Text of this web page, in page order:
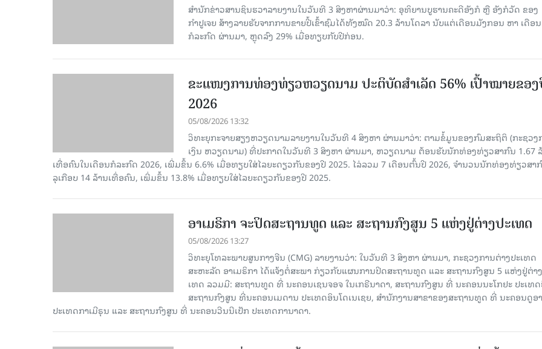
ສຳນັກຂ່າວສານຊິນຮວາລາຍງານໃນວັນທີ 3 ສິງຫາຜ່ານມາວ່າ: ອຸທິຍານບູຮານຄະດີອັງກໍ ຫຼື ອັງກໍວັດ ຂອງ
ກຳປູເຈຍ ສ້າງລາຍຮັບຈາກການຂາຍປີ້ເຂົ້າຊົມໄດ້ທັງໝົດ 20.3 ລ້ານໂດລາ ນັບແຕ່ເດືອນມັງກອນ ຫາ ເດືອນ
ກໍລະກົດ ຜ່ານມາ, ຫຼຸດລົງ 29% ເມື່ອທຽບກັບປີກ່ອນ.
ຂະ​ແໜງ​ການ​ທ່ອງ​ທ່ຽວຫວຽດນາມ ​ປະ​ຕິ​ບັດ​ສຳ​ເລັດ 56% ເປົ້າ​ໝາຍຂອ
2026
05/08/2026 13:32
ວິທະຍຸກະຈາຍສຽງຫວຽດນາມລາຍງານໃນວັນທີ 4 ສິງຫາ ຜ່ານມາວ່າ: ຕາມ​ຂໍ້​ມູນ​ຂອງ​ກົມ​ສະ​ຖິ​ຕິ (ກະ​ຊວງ​
ເງິນ ຫວຽດ​ນາມ) ທີ່ປະ​ກາດ​ໃນ​ວັນ​ທີ 3 ສິງ​ຫາ​ ຜ່ານມາ, ຫວຽດ​ນາມ ຕ້ອນ​ຮັບ​ນັກທ່ອງ​ທ່ຽວ​ສາ​ກົນ 1.67
ເທື່ອ​ຄົນ​ໃນ​ເດືອນ​ກໍ​ລະ​ກົດ 2026, ເພີ່ມ​ຂຶ້ນ 6.6% ເມື່ອ​ທຽບ​ໃສ່​ໄລ​ຍະ​ດຽວ​ກັນ​ຂອງ​ປີ 2025. ໄລ່​ລວມ 7 ເດືອນ​ຕົ້ນ​ປີ 2026, ຈຳ​ນວນ​ນັກ​ທ່ອງ​ທ່ຽວ​ສາ​
ລຸ​ເກືອບ 14 ລ້ານ​ເທື່ອ​ຄົນ, ເພີ່ມ​ຂຶ້ນ 13.8% ເມື່ອ​ທຽບ​ໃສ່​ໄລ​ຍະ​ດຽວ​ກັນ​ຂອງ​ປີ​ 2025.
ອາເມຣິກາ ຈະປິດສະຖານທູດ ແ​ລະ ສະຖານກົງສູນ 5 ແຫ່ງ​ຢູ່​ຕ່າງ​ປະ​ເທດ
05/08/2026 13:27
ວິທະຍຸໂທລະພາບສູນກາງຈີນ (CMG) ລາຍງານວ່າ: ໃນວັນທີ 3 ສິງ​ຫາ ຜ່ານມາ, ກະຊວງການຕ່າງປະເທດ
ສະຫະລັດ ອາເມຣິກາ ໄດ້ແຈ້ງຕໍ່ສະພາ ກ່ຽວກັບແຜນການປິດສະຖານທູດ ແ​ລະ ສະຖານກົງສູນ 5 ແຫ່ງຢູ່​ຕ່າ
ເທດ ລວມມີ: ສະຖານທູດ ທີ່ ນະຄອນເຊນຈອຈ ໃນເກຣີນາດາ, ສະຖານກົງສູນ ທີ່ ນະຄອນນະໂກຢະ ປະເທ
ສະຖານກົງສູນ ທີ່ນະຄອນເມດານ ປະເທດອິນໂດເນເຊຍ, ສຳນັກງານສາຂາຂອງສະຖານທູດ ທີ່ ນະຄອນດູອ
ປະເທດກາເ​ມີຣຸນ ແລະ ສະຖານກົງສູນ ທີ່ ນະຄອນວີນນີເປັກ ປະເທດການາດາ.